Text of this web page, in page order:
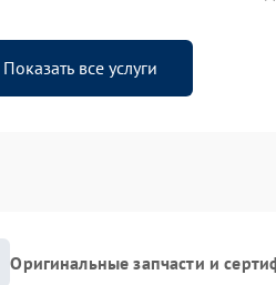
Показать все услуги
Оригинальные запчасти и